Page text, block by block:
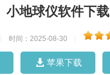
小地球仪软件下载
时间：2025-08-30
苹果下载